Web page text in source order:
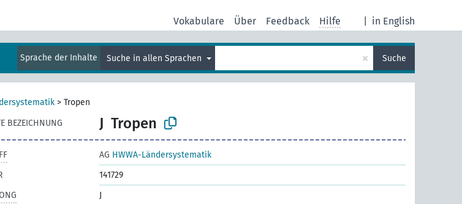
in English
Vokabulare Über Feedback Hilfe
Sprache der Inhalte Suche in allen Sprachen × Suche
> Tropen
BEZEICHNUNG
J Tropen
AG HWWA-Ländersystematik
141729
J